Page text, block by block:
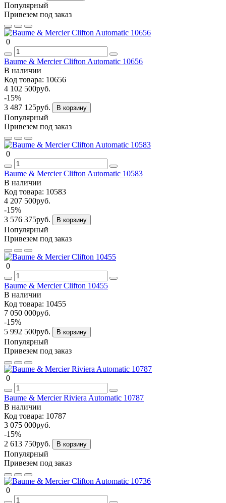
Популярный
Привезем под заказ
0
Baume & Mercier Clifton Automatic 10656
В наличии
Код товара: 10656
4 102 500руб.
-15%
3 487 125руб.
В корзину
Популярный
Привезем под заказ
0
Baume & Mercier Clifton Automatic 10583
В наличии
Код товара: 10583
4 207 500руб.
-15%
3 576 375руб.
В корзину
Популярный
Привезем под заказ
0
Baume & Mercier Clifton 10455
В наличии
Код товара: 10455
7 050 000руб.
-15%
5 992 500руб.
В корзину
Популярный
Привезем под заказ
0
Baume & Mercier Riviera Automatic 10787
В наличии
Код товара: 10787
3 075 000руб.
-15%
2 613 750руб.
В корзину
Популярный
Привезем под заказ
0